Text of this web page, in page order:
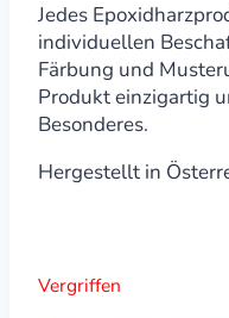
Jedes
individuellen
Färbung und
Produkt einzigartig
Besonderes.
Hergestellt in
Vergriffen